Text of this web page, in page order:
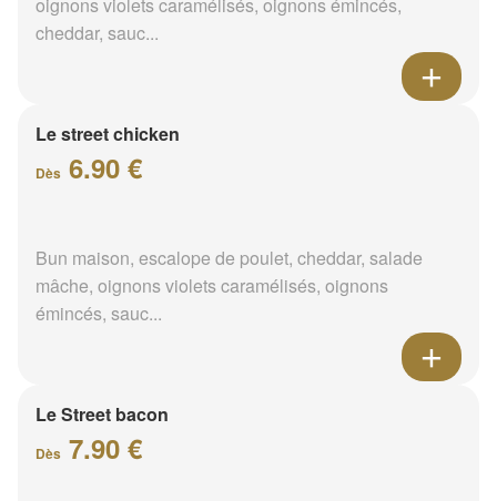
cheddar, sauc...
Le street chicken
Dès 6.90 €
Bun maison, escalope de poulet, cheddar, salade
mâche, oignons violets caramélisés, oignons
émincés, sauc...
Le Street bacon
Dès 7.90 €